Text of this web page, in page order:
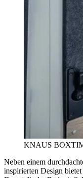
KNAUS
Neben einem
inspirierten Design